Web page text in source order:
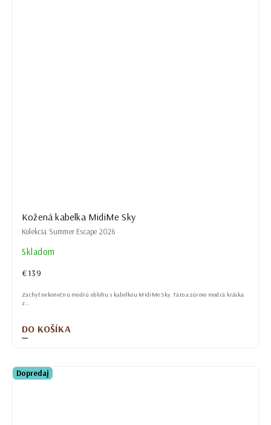
Kožená kabelka MidiMe Sky
Kolekcia Summer Escape 2026
Skladom
€139
DO KOŠÍKA
Zachyť nekonečnú modrú oblohu s kabelkou MidiMe Sky. Táto azúrovo modrá kráska
z...
Dopredaj